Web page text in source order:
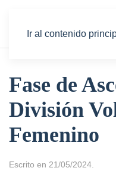
Ir al contenido
Fase de
División
Femenino
Escrito en 21/05/2024